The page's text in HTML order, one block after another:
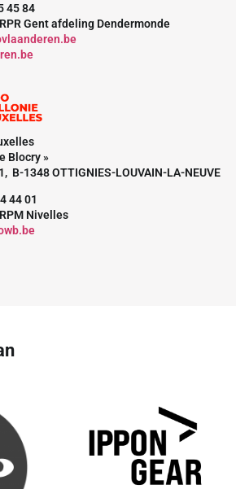
45 84
Gent afdeling Dendermonde
Blocry »
B-1348 OTTIGNIES-LOUVAIN-LA-NEUVE
44 01
Nivelles